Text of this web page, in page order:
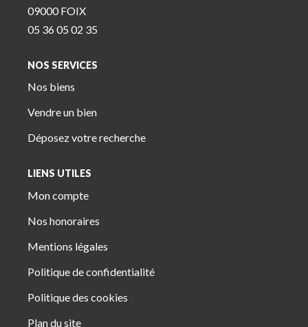
09000 FOIX
05 36 05 02 35
NOS SERVICES
Nos biens
Vendre un bien
Déposez votre recherche
LIENS UTILES
Mon compte
Nos honoraires
Mentions légales
Politique de confidentialité
Politique des cookies
Plan du site